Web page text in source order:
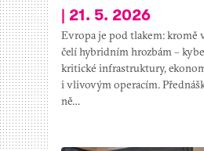
| 21. 5. 2026
Evropa je pod tlakem: kromě
čelí hybridním hrozbám –
kritické infrastruktury,
i vlivovým operacím.
ně…